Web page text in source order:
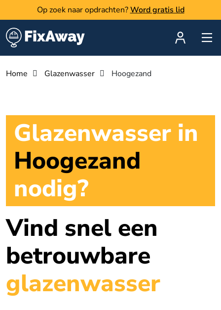
Op zoek naar opdrachten? Word gratis lid
Home Glazenwasser Hoogezand
Glazenwasser in
Hoogezand
nodig?
Vind snel een
betrouwbare
glazenwasser